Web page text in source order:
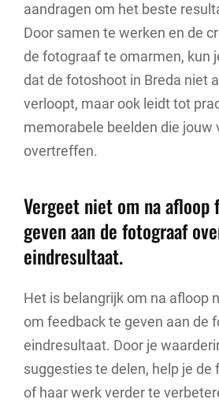
aandragen om het beste
Door samen te werken en de
de fotograaf te omarmen, kun
dat de fotoshoot in Breda niet
verloopt, maar ook leidt tot
memorabele beelden die jouw
overtreffen.
Vergeet niet om na afloop
geven aan de fotograaf
eindresultaat.
Het is belangrijk om na afloop
om feedback te geven aan de
eindresultaat. Door je
suggesties te delen, help je de
of haar werk verder te